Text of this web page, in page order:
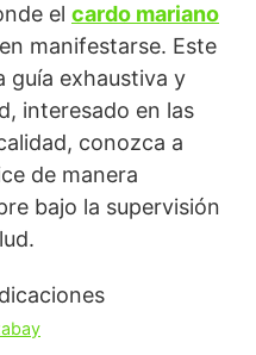
el cardo mariano
manifestarse. Este
guía exhaustiva y
interesado en las
conozca a
de manera
bajo la supervisión